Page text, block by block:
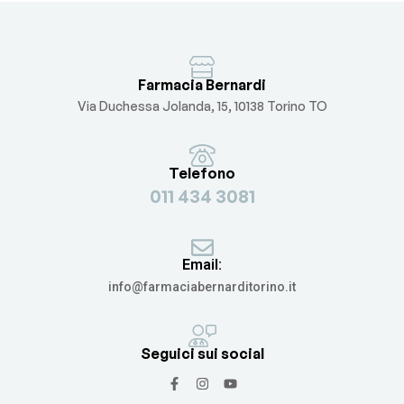
Farmacia Bernardi
Via Duchessa Jolanda, 15, 10138 Torino TO
Telefono
011 434 3081
Email:
info@farmaciabernarditorino.it
Seguici sui social